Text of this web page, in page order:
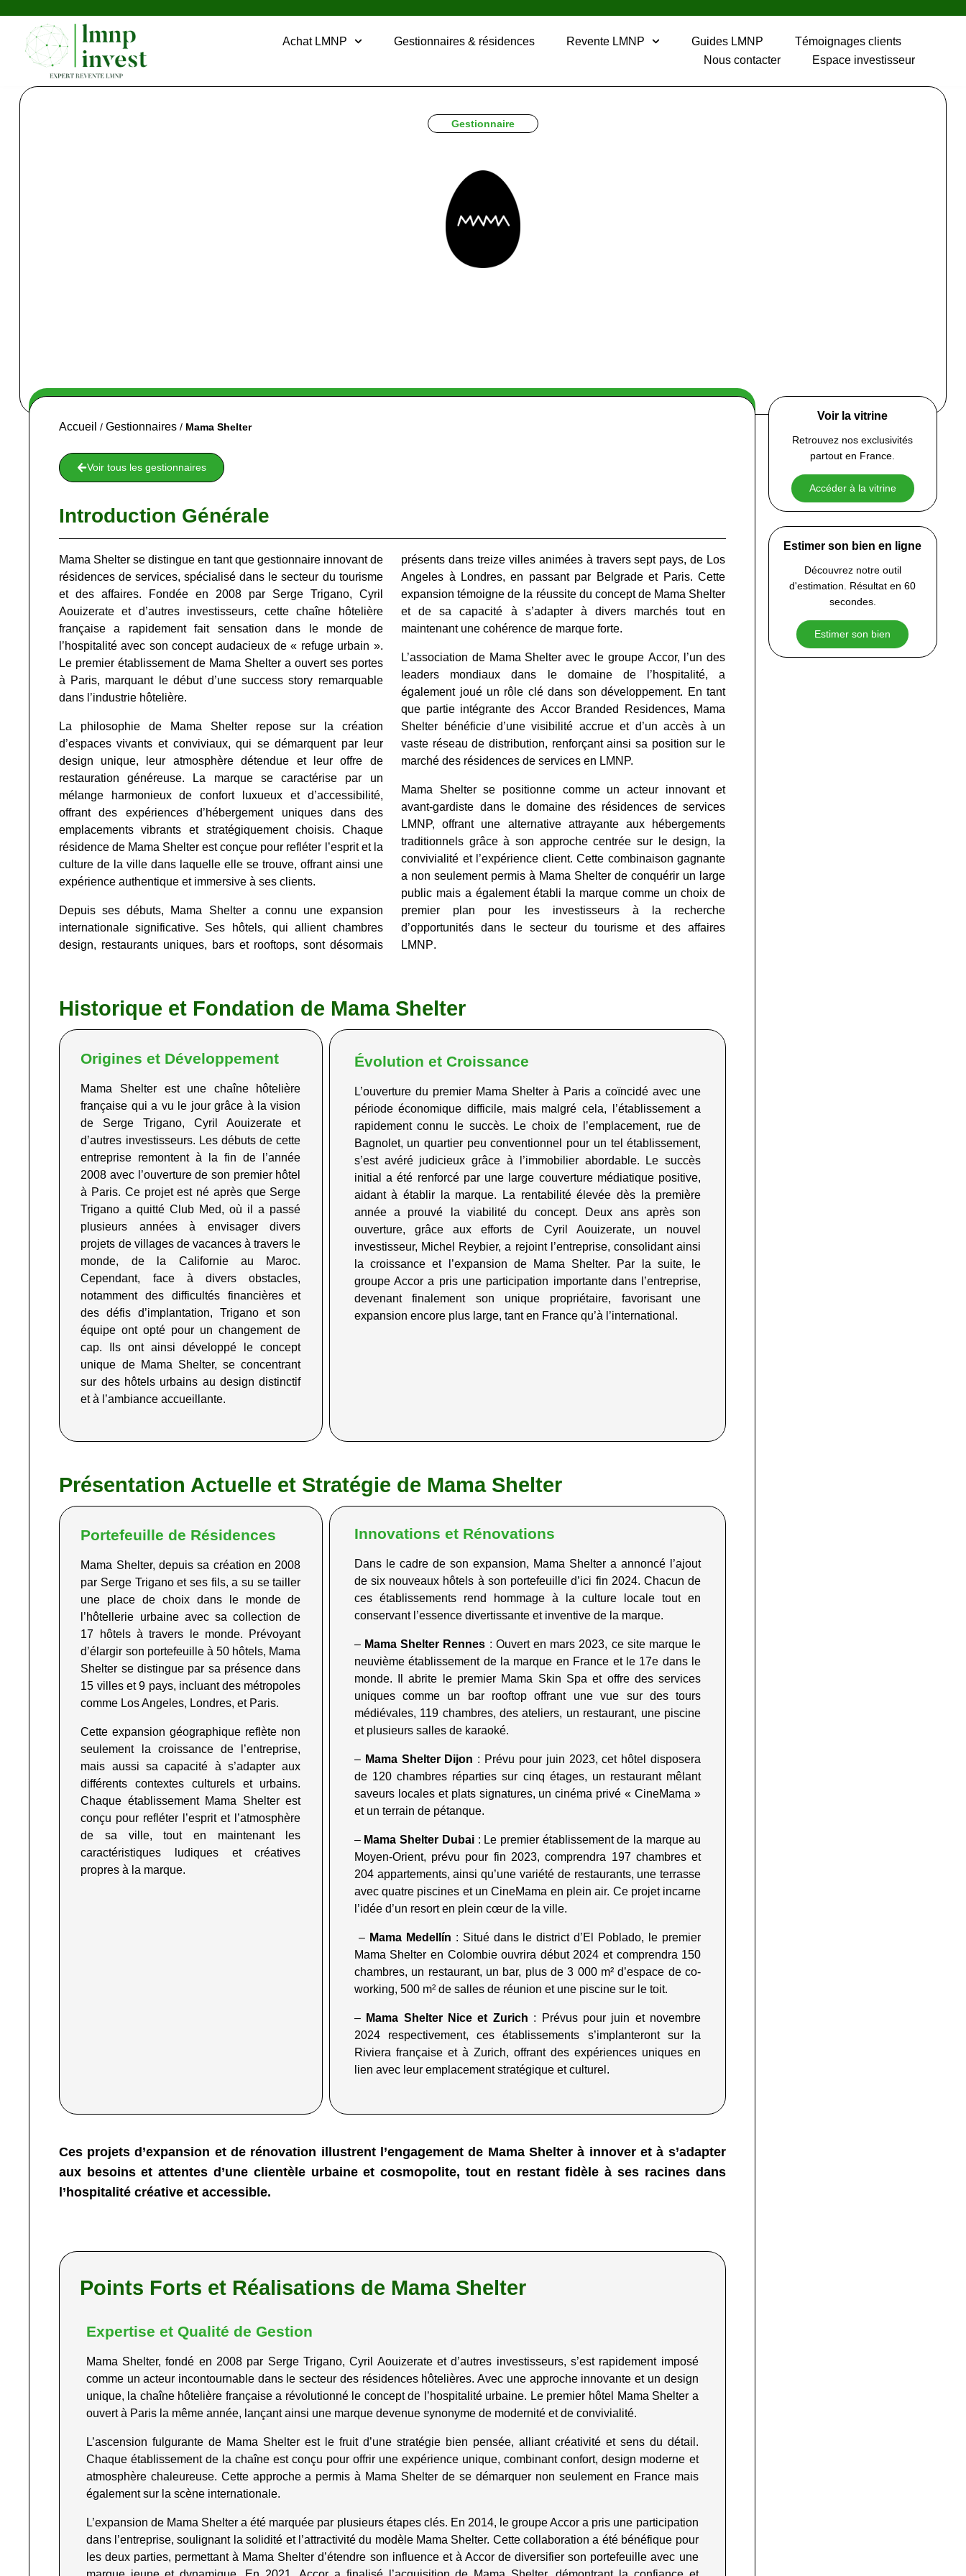
Achat LMNP Gestionnaires & résidences Revente LMNP Guides LMNP
Témoignages clients
Nous contacter
Espace investisseur
Gestionnaire
Accueil / Gestionnaires/ Mama Shelter
Voir tous les gestionnaires
Introduction Générale
Mama Shelter se distingue en tant que gestionnaire innovant de
résidences de services, spécialisé dans le secteur du tourisme
et des affaires. Fondée en 2008 par Serge Trigano, Cyril
Aouizerate et d’autres investisseurs, cette chaîne hôtelière
française a rapidement fait sensation dans le monde de
l’hospitalité avec son concept audacieux de « refuge urbain ».
Le premier établissement de Mama Shelter a ouvert ses portes
à Paris, marquant le début d’une success story remarquable
dans l’industrie hôtelière.
La philosophie de Mama Shelter repose sur la création
d’espaces vivants et conviviaux, qui se démarquent par leur
design unique, leur atmosphère détendue et leur offre de
restauration généreuse. La marque se caractérise par un
mélange harmonieux de confort luxueux et d’accessibilité,
offrant des expériences d’hébergement uniques dans des
emplacements vibrants et stratégiquement choisis. Chaque
résidence de Mama Shelter est conçue pour refléter l’esprit et la
culture de la ville dans laquelle elle se trouve, offrant ainsi une
expérience authentique et immersive à ses clients.
Depuis ses débuts, Mama Shelter a connu une expansion
internationale significative. Ses hôtels, qui allient chambres
design, restaurants uniques, bars et rooftops, sont désormais
présents dans treize villes animées à travers sept pays, de Los
Angeles à Londres, en passant par Belgrade et Paris. Cette
expansion témoigne de la réussite du concept de Mama Shelter
et de sa capacité à s’adapter à divers marchés tout en
maintenant une cohérence de marque forte.
L’association de Mama Shelter avec le groupe Accor, l’un des
leaders mondiaux dans le domaine de l’hospitalité, a
également joué un rôle clé dans son développement. En tant
que partie intégrante des Accor Branded Residences, Mama
Shelter bénéficie d’une visibilité accrue et d’un accès à un
vaste réseau de distribution, renforçant ainsi sa position sur le
marché des résidences de services en LMNP.
Mama Shelter se positionne comme un acteur innovant et
avant-gardiste dans le domaine des résidences de services
LMNP, offrant une alternative attrayante aux hébergements
traditionnels grâce à son approche centrée sur le design, la
convivialité et l’expérience client. Cette combinaison gagnante
a non seulement permis à Mama Shelter de conquérir un large
public mais a également établi la marque comme un choix de
premier plan pour les investisseurs à la recherche
d’opportunités dans le secteur du tourisme et des affaires
LMNP.
Historique et Fondation de Mama Shelter
Origines et Développement
Mama Shelter est une chaîne hôtelière
française qui a vu le jour grâce à la vision
de Serge Trigano, CyrilAouizerate et
d’autres investisseurs. Les débuts de cette
entreprise remontent à la fin de l’année
2008 avec l’ouverture de son premier hôtel
à Paris. Ce projet est né après que Serge
Trigano a quitté Club Med, où il a passé
plusieurs années à envisager divers
projets de villages de vacances à travers le
monde, de la Californie au Maroc.
Cependant, face àdivers obstacles,
notamment des difficultés financières et
des défis d’implantation, Trigano et son
équipe ont opté pour un changement de
cap. Ils ont ainsi développé le concept
unique de Mama Shelter, se concentrant
sur des hôtels urbains au design distinctif
et à l’ambiance accueillante.
Évolution et Croissance
L’ouverture du premier Mama Shelter à Paris a coïncidé avec une
période économique difficile, mais malgré cela, l’établissement a
rapidement connu le succès. Le choix de l’emplacement, rue de
Bagnolet, un quartier peu conventionnel pour un tel établissement,
s’est avéré judicieux grâce à l’immobilier abordable. Le succès
initial a été renforcé par une large couverture médiatique positive,
aidant à établir la marque. La rentabilité élevée dès la première
année a prouvé la viabilité du concept. Deux ans après son
ouverture, grâce aux efforts de Cyril Aouizerate, un nouvel
investisseur, Michel
Reybier, a rejoint l’entreprise, consolidant ainsi
la croissance et l’expansion de Mama Shelter. Par la suite, le
groupe Accor a pris une participation importante dans l’entreprise,
devenant finalement son unique propriétaire, favorisant une
expansion encore plus large, tant en France qu’à l’international .
Présentation Actuelle et Stratégie de Mama Shelter
Portefeuille de Résidences
Mama Shelter, depuis sa création en 2008
par Serge Trigano et ses fils, a su se tailler
une place de choix dans le monde de
l’hôtellerie urbaine avec sa collection de
17 hôtels à travers le monde. Prévoyant
d’élargir son portefeuille à 50 hôtels, Mama
Shelter se distingue par sa présence dans
15 villes et 9 pays, incluant des métropoles
comme Los Angeles, Londres, et Paris.
Cette expansion géographique reflète non
seulement la croissance de l’entreprise,
mais aussi sa capacité à s’adapter aux
différents contextes culturels et urbains.
Chaque établissement Mama Shelter est
conçu pour refléter l’esprit et l’atmosphère
de sa ville, tout en maintenant les
caractéristiques ludiques et créatives
propres à la marque.
Innovations et Rénovations
Dans le cadre de son expansion, Mama Shelter a annoncé l’ajout
de six nouveaux hôtels à son portefeuille d’ici fin 2024. Chacun de
ces établissements rend hommage à la culture locale tout en
conservant l’essence divertissante et inventive de la marque.
– Mama Shelter Rennes : Ouvert en mars 2023, ce site marque le
neuvième établissement de la marque en France et le 17e dans le
monde. Il abrite le premier Mama Skin Spa et offre des services
uniques comme un bar rooftop offrant une vue sur des tours
médiévales, 119 chambres, des ateliers, un restaurant, une piscine
et plusieurs salles de karaoké.
– Mama Shelter Dijon : Prévu pour juin 2023, cet hôtel disposera
de 120 chambres réparties sur cinq étages, un restaurant mêlant
saveurs locales et plats signatures, un cinéma privé « CineMama »
et un terrain de pétanque.
– Mama Shelter Dubai : Le premier établissement de la marque au
Moyen-Orient, prévu pour fin 2023, comprendra 197 chambres et
204 appartements, ainsi qu’une variété de restaurants, une terrasse
avec quatre piscines et un CineMama en plein air. Ce projet incarne
l’idée d’un resort en plein cœur de la ville.
– Mama Medellín : Situé dans le district d’El Poblado, le premier
Mama Shelter en Colombie ouvrira début 2024 et comprendra 150
chambres, un restaurant, un bar, plus de 3 000 m² d’espace de co-
working, 500 m² de salles de réunion et une piscine sur le toit.
– Mama Shelter Nice et Zurich : Prévus pour juin et novembre
2024 respectivement, ces établissements s’implanteront sur la
Riviera française et à Zurich, offrant des expériences uniques en
lien avec leur emplacement stratégique et culturel .
Ces projets d’expansion et de rénovation illustrent l’engagement de Mama Shelter à innover et à s’adapter
aux besoins et attentes d’une clientèle urbaine et cosmopolite, tout en restant fidèle à ses racines dans
l’hospitalité créative et accessible.
Points Forts et Réalisations de Mama Shelter
Expertise et Qualité de Gestion
Mama Shelter, fondé en 2008 par Serge Trigano, Cyril Aouizerate et d’autres investisseurs, s’est rapidement imposé
comme un acteur incontournable dans le secteur des résidences hôtelières. Avec une approche innovante et un design
unique, la chaîne hôtelière française a révolutionné le concept de l’hospitalité urbaine. Le premier hôtel Mama Shelter a
ouvert à Paris la même année, lançant ainsi une marque devenue synonyme de modernité et de convivialité.
L’ascension fulgurante de Mama Shelter est le fruit d’une stratégie bien pensée, alliant créativité et sens du détail.
Chaque établissement de la chaîne est conçu pour offrir une expérience unique, combinant confort, design moderne et
atmosphère chaleureuse. Cette approche a permis à Mama Shelter de se démarquer non seulement en France mais
également sur la scène internationale.
L’expansion de Mama Shelter a été marquée par plusieurs étapes clés. En 2014, le groupe Accor a pris une participation
dans l’entreprise, soulignant la solidité et l’attractivité du modèle Mama Shelter. Cette collaboration a été bénéfique pour
les deux parties, permettant à Mama Shelter d’étendre son influence et à Accor de diversifier son portefeuille avec une
Voir la vitrine
Retrouvez nos exclusivités
partout en France.
Accéder à la vitrine
Estimer son bien en ligne
Découvrez notre outil
d'estimation. Résultat en 60
secondes.
Estimer son bien